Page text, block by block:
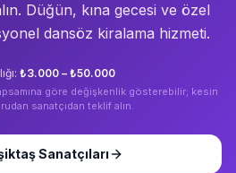
Düğün, kına gecesi ve özel
dansöz kiralama hizmeti.
₺3.000 – ₺50.000
göre değişkenlik gösterebilir; kesin
sanatçıdan teklif alın.
Sanatçıları